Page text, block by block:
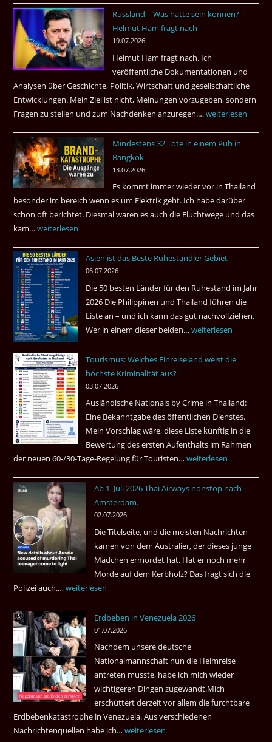
aufgeklärt
3
Tote
kamen
dazu.
Russland – Was hätte sein können? |
Helmut Ham fragt nach
19.07.2026
Helmut Ham fragt nach. Ich
veröffentliche Dokumentationen und
Analysen über Geschichte, Politik, Wirtschaft und gesellschaftliche
Entwicklungen. Mein Ziel ist nicht, Meinungen vorzugeben, sondern
Fragen zu stellen und zum Nachdenken anzuregen.…Russland
Was
können?
|
Helmut
fragt
weiterlesen
Mindestens 32 Tote in einem Pub in
Bangkok
13.07.2026
Es kommt immer wieder vor in Thailand
besonder im bereich wenn es um Elektrik geht. Ich habe darüber
schon oft berichtet. Diesmal waren es auch die Fluchtwege und das
kam…Mindestens
Tote
einem
Pub
Bangkok
weiterlesen
Asien ist das Beste Ruheständler Gebiet
06.07.2026
Die 50 besten Länder für den Ruhestand im Jahr
2026 Die Philippinen und Thailand führen die
Liste an – und ich kann das gut nachvollziehen.
Wer in einem dieser beiden…Asien
das
Gebiet
weiterlesen
Tourismus: Welches Einreiseland weist die
höchste Kriminalität aus?
03.07.2026
Ausländische Nationals by Crime in Thailand:
Eine Bekanntgabe des öffentlichen Dienstes.
Mein Vorschlag wäre, diese Liste künftig in die
Bewertung des ersten Aufenthalts im Rahmen
der neuen 60-/30-Tage-Regelung für Touristen…Tourismus:
Einreiseland
höchste
Kriminalität
aus?
weiterlesen
Ab 1. Juli 2026 Thai Airways nonstop nach
Amsterdam.
02.07.2026
Die Titelseite, und die meisten Nachrichten
kamen von dem Australier, der dieses junge
Mädchen ermordet hat. Hat er noch mehr
Morde auf dem Kerbholz? Das fragt sich die
Polizei auch.…Ab
Juli
2026
Thai
Airways
nonstop
nach
Amsterdam.
weiterlesen
Erdbeben in Venezuela 2026
01.07.2026
Nachdem unsere deutsche
Nationalmannschaft nun die Heimreise
antreten musste, habe ich mich wieder
wichtigeren Dingen zugewandt.Mich
erschüttert derzeit vor allem die furchtbare
Erdbebenkatastrophe in Venezuela. Aus verschiedenen
Nachrichtenquellen habe ich…Erdbeben
weiterlesen